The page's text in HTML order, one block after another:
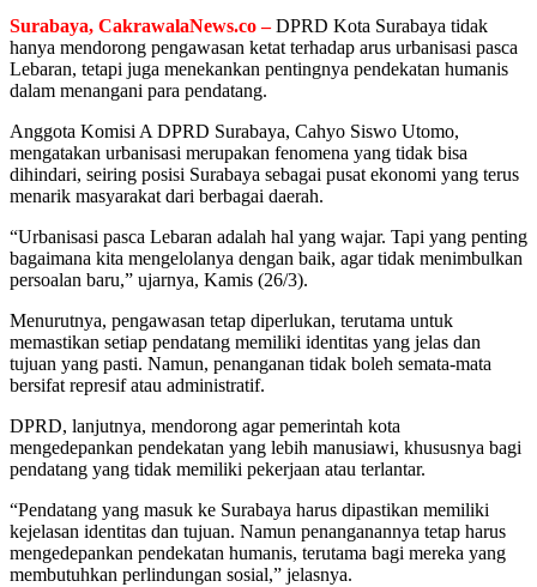
Surabaya, CakrawalaNews.co –DPRD Kota Surabaya tidak
hanya mendorong pengawasan ketat terhadap arus urbanisasi pasca
Lebaran, tetapi juga menekankan pentingnya pendekatan humanis
dalam menangani para pendatang.
Anggota Komisi A DPRD Surabaya, Cahyo Siswo Utomo,
mengatakan urbanisasi merupakan fenomena yang tidak bisa
dihindari, seiring posisi Surabaya sebagai pusat ekonomi yang terus
menarik masyarakat dari berbagai daerah.
“Urbanisasi pasca Lebaran adalah hal yang wajar. Tapi yang penting
bagaimana kita mengelolanya dengan baik, agar tidak menimbulkan
persoalan baru,” ujarnya, Kamis (26/3).
Menurutnya, pengawasan tetap diperlukan, terutama untuk
memastikan setiap pendatang memiliki identitas yang jelas dan
tujuan yang pasti. Namun, penanganan tidak boleh semata-mata
bersifat represif atau administratif.
DPRD, lanjutnya, mendorong agar pemerintah kota
mengedepankan pendekatan yang lebih manusiawi, khususnya bagi
pendatang yang tidak memiliki pekerjaan atau terlantar.
“Pendatang yang masuk ke Surabaya harus dipastikan memiliki
kejelasan identitas dan tujuan. Namun penanganannya tetap harus
mengedepankan pendekatan humanis, terutama bagi mereka yang
membutuhkan perlindungan sosial,” jelasnya.